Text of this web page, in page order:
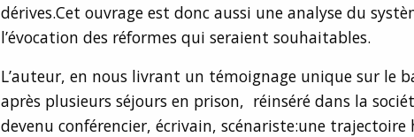
dérives.Cet ouvrage est donc aussi une analyse du
l’évocation des réformes qui seraient souhaitables.
L’auteur, en nous livrant un témoignage unique sur le
après plusieurs séjours en prison, réinséré dans la
devenu conférencier, écrivain, scénariste:une